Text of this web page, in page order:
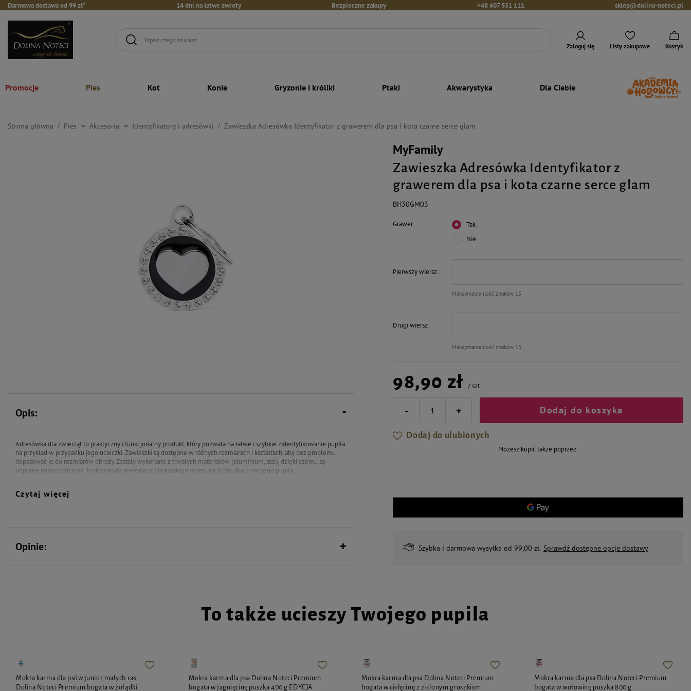
Darmowa dostawa od 99 zł* 14 dni na łatwe zwroty Bezpieczne zakupy +48 607 551 111 sklep@dolina-noteci.pl
Zaloguj się Listy zakupowe Koszyk
Promocje Pies Kot Konie Gryzonie i króliki Ptaki Akwarystyka Dla Ciebie
Strona główna Pies Akcesoria Identyfikatory i adresówki Zawieszka Adresówka Identyfikator z grawerem dla psa i kota czarne serce glam
MyFamily
Zawieszka Adresówka Identyfikator z
grawerem dla psa i kota czarne serce glam
BH30GM03
Grawer
Tak
Nie
Pierwszy wiersz
Maksymalna ilość znaków 15
Drugi wiersz
Maksymalna ilość znaków 15
98,90 zł /szt.
- + Dodaj do koszyka
Dodaj do ulubionych
Możesz kupić także poprzez:
Szybka i darmowa wysyłka od 99,00 zł. Sprawdź dostępne opcje dostawy
Opis:
Adresówka dla zwierząt to praktyczny i funkcjonalny produkt, który pozwala na łatwe i szybkie zidentyfikowanie pupila
na przykład w przypadku jego ucieczki. Zawieszki są dostępne w różnych rozmiarach i kształtach, aby bez problemu
dopasować je do rozmiarów obroży. Zostały wykonane z trwałych materiałów (aluminium, stal), dzięki czemu są
odporne na uszkodzenia. To doskonała inwestycja dla każdego opiekuna, który dba o swojego pupila.
Dodatkowo oferujemy personalizację produktu dzięki usłudze grawerowania.
Czytaj więcej
Opinie:
To także ucieszy Twojego pupila
Mokra karma dla psów junior małych ras
Dolina Noteci Premium bogata w żołądki
Mokra karma dla psa Dolina Noteci Premium
bogata w jagnięcinę puszka 400 g EDYCJA
Mokra karma dla psa Dolina Noteci Premium
bogata w cielęcinę z zielonym groszkiem
Mokra karma dla psa Dolina Noteci Premium
bogata w wołowinę puszka 800 g